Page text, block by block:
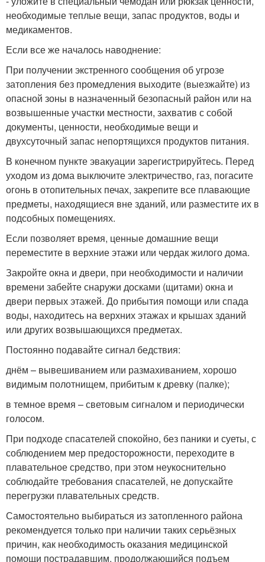
необходимые теплые вещи, запас продуктов, воды и
медикаментов.
Если все же началось наводнение:
При получении экстренного сообщения об угрозе
затопления без промедления выходите (выезжайте) из
опасной зоны в назначенный безопасный район или на
возвышенные участки местности, захватив с собой
документы, ценности, необходимые вещи и
двухсуточный запас непортящихся продуктов питания.
В конечном пункте эвакуации зарегистрируйтесь. Перед
уходом из дома выключите электричество, газ, погасите
огонь в отопительных печах, закрепите все плавающие
предметы, находящиеся вне зданий, или разместите их в
подсобных помещениях.
Если позволяет время, ценные домашние вещи
переместите в верхние этажи или чердак жилого дома.
Закройте окна и двери, при необходимости и наличии
времени забейте снаружи досками (щитами) окна и
двери первых этажей. До прибытия помощи или спада
воды, находитесь на верхних этажах и крышах зданий
или других возвышающихся предметах.
Постоянно подавайте сигнал бедствия:
днём – вывешиванием или размахиванием, хорошо
видимым полотнищем, прибитым к древку (палке);
в темное время – световым сигналом и периодически
голосом.
При подходе спасателей спокойно, без паники и суеты, с
соблюдением мер предосторожности, переходите в
плавательное средство, при этом неукоснительно
соблюдайте требования спасателей, не допускайте
перегрузки плавательных средств.
Самостоятельно выбираться из затопленного района
рекомендуется только при наличии таких серьёзных
причин, как необходимость оказания медицинской
помощи пострадавшим, продолжающийся подъем